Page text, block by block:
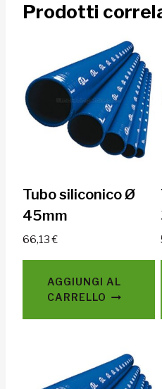
Prodotti
Tubo siliconico Ø
45mm
66,13€
AGGIUNGI AL
CARRELLO